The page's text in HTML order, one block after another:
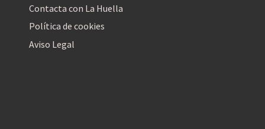
Contacta con La Huella
Política de cookies
Aviso Legal